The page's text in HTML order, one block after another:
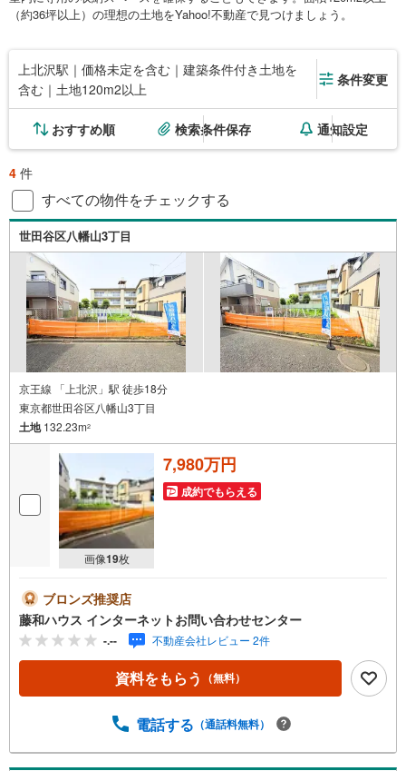
（約36坪以上）の理想の土地をYahoo!不動産で見つけましょう。
上北沢駅｜価格未定を含む｜建築条件付き土地を
含む｜土地120m2以上
条件変更
おすすめ順 検索条件保存 通知設定
4 件
すべての物件をチェックする
世田谷区八幡山3丁目
京王線 「上北沢」駅 徒歩18分
東京都世田谷区八幡山3丁目
土地132.23m2
画像19枚
7,980万円
成約でもらえる
ブロンズ推奨店
藤和ハウス インターネットお問い合わせセンター
-.-- 不動産会社レビュー 2件
資料をもらう （無料）
電話する （通話料無料）